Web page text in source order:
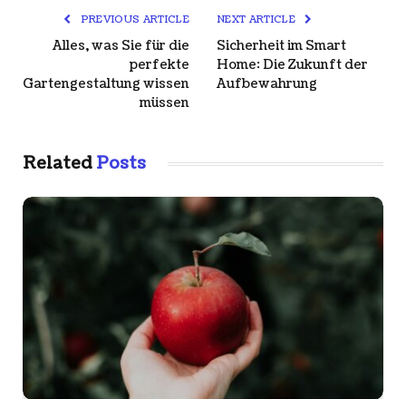
PREVIOUS ARTICLE
Alles, was Sie für die
perfekte
Gartengestaltung wissen
müssen
NEXT ARTICLE
Sicherheit im Smart
Home: Die Zukunft der
Aufbewahrung
Related Posts